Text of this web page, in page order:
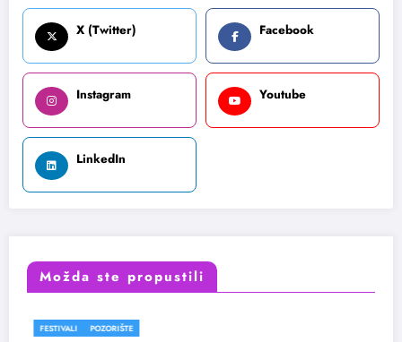
X (Twitter) Facebook
Instagram Youtube
LinkedIn
Možda ste propustili
FESTIVALI